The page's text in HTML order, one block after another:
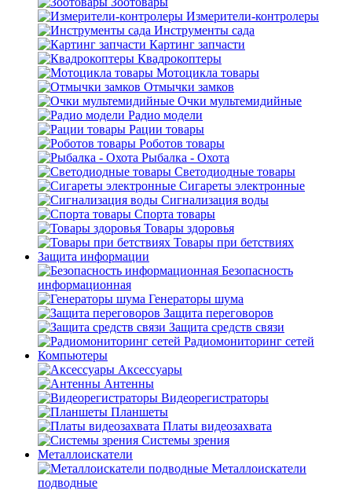
Измерители-контролеры
Инструменты сада
Картинг запчасти
Квадрокоптеры
Мотоцикла товары
Отмычки замков
Очки мультемидийные
Радио модели
Рации товары
Роботов товары
Рыбалка - Охота
Светодиодные товары
Сигареты электронные
Сигнализация воды
Спорта товары
Товары здоровья
Товары при бетствиях
Защита информации
Безопасность
информационная
Генераторы шума
Защита переговоров
Защита средств связи
Радиомониторинг сетей
Компьютеры
Аксессуары
Антенны
Видеорегистраторы
Планшеты
Платы видеозахвата
Системы зрения
Металлоискатели
Металлоискатели
подводные